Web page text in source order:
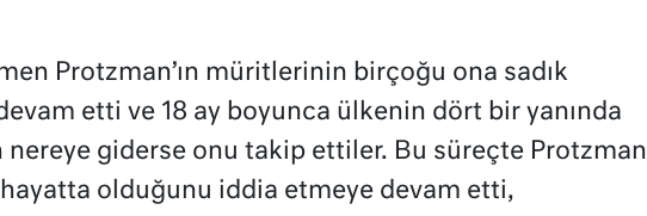
Protzman’ın müritlerinin birçoğu ona sadık
etti ve 18 ay boyunca ülkenin dört bir yanında
nereye giderse onu takip ettiler. Bu süreçte Protzman
hayatta olduğunu iddia etmeye devam etti,